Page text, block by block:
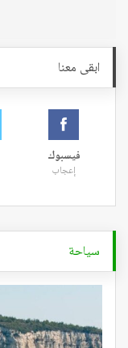
ابقى معنا
فيسبوك
إعجاب
سياحة